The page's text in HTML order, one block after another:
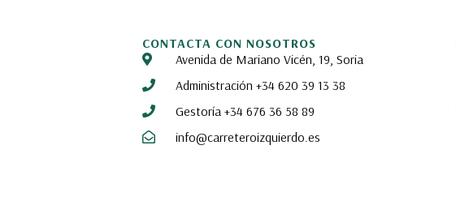
CONTACTA CON NOSOTROS
Avenida de Mariano Vicén, 19, Soria
Administración +34 620 39 13 38
Gestoría +34 676 36 58 89
info@carreteroizquierdo.es